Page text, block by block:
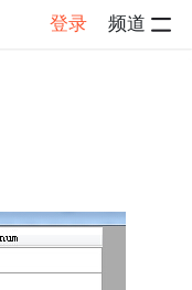
登录 频道